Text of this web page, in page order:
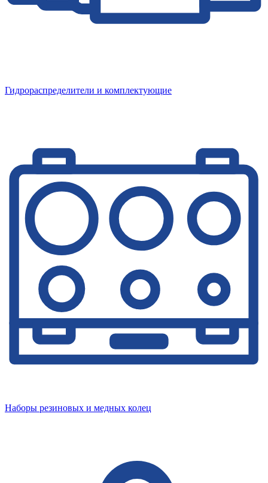
Гидрораспределители и комплектующие
Наборы резиновых и медных колец